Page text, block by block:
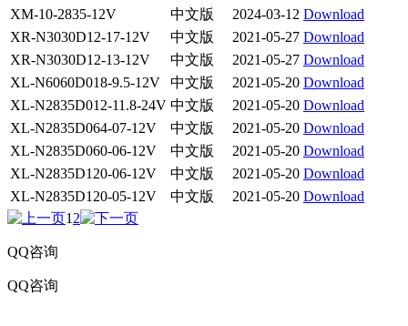
XM-10-2835-12V
中文版 2024-03-12 Download
XR-N3030D12-17-12V
中文版 2021-05-27 Download
XR-N3030D12-13-12V
中文版 2021-05-27 Download
XL-N6060D018-9.5-12V
中文版 2021-05-20 Download
XL-N2835D012-11.8-24V 中文版 2021-05-20 Download
XL-N2835D064-07-12V
中文版 2021-05-20 Download
XL-N2835D060-06-12V
中文版 2021-05-20 Download
XL-N2835D120-06-12V
中文版 2021-05-20 Download
XL-N2835D120-05-12V
中文版 2021-05-20 Download
1 2
QQ咨询
QQ咨询